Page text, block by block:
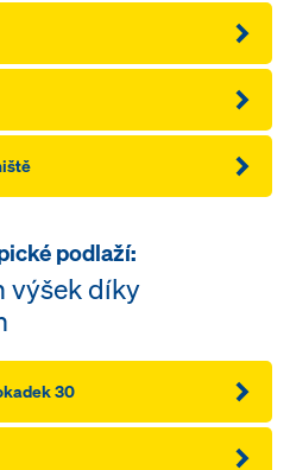
podlaží:
výšek díky
30